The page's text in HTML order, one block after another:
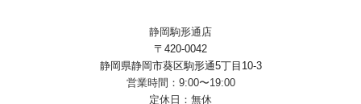
静岡駒形通店
〒420-0042
静岡県静岡市葵区駒形通5丁目10-3
営業時間：9:00〜19:00
定休日：無休